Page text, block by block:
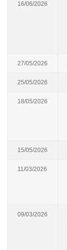
16/06/2026
27/05/2026
25/05/2026
18/05/2026
15/05/2026
11/03/2026
09/03/2026